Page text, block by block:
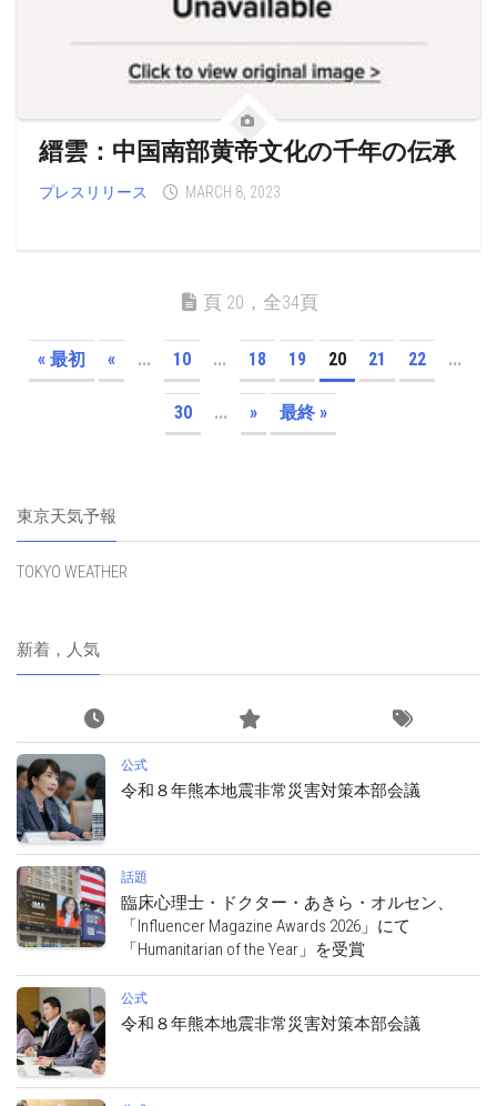
縉雲：中国南部黄帝文化の千年の伝承
プレスリリース MARCH 8, 2023
頁 20，全34頁
« 最初 « ... 10 ... 18 19 20 21 22 ...
30 ... » 最終 »
東京天気予報
TOKYO WEATHER
新着，人気
公式
令和８年熊本地震非常災害対策本部会議
話題
臨床心理士・ドクター・あきら・オルセン、
「Influencer Magazine Awards 2026」にて
「Humanitarian of the Year」を受賞
公式
令和８年熊本地震非常災害対策本部会議